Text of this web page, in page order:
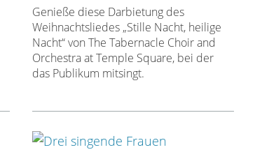
Genieße diese Darbietung des
Weihnachtsliedes „Stille Nacht, heilige
Nacht“ von The Tabernacle Choir and
Orchestra at Temple Square, bei der
das Publikum mitsingt.